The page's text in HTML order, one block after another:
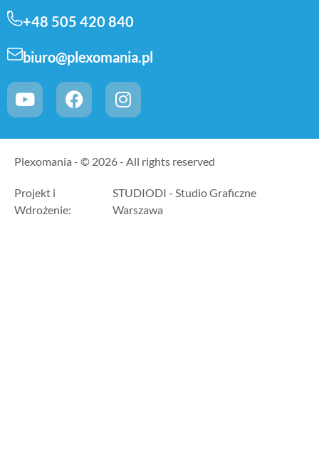
+48 505 420 840
biuro@plexomania.pl
Plexomania - © 2026 - All rights reserved
Projekt i
Wdrożenie:
STUDIODI - Studio Graficzne
Warszawa